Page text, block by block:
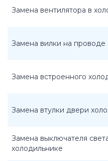
Замена вентилятора в
Замена вилки на проводе
Замена встроенного
Замена втулки двери
Замена выключателя
холодильнике